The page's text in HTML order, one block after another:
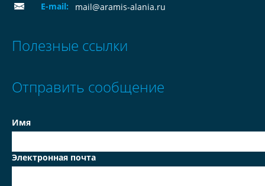
E-mail:
mail@aramis-alania.ru
Полезные ссылки
Отправить сообщение
Имя
Электронная почта